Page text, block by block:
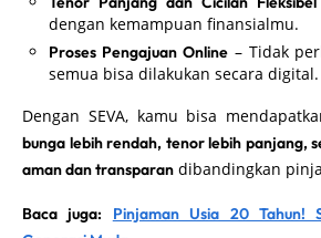
dengan kemampuan finansialmu.
Proses Pengajuan Online– Tidak
semua bisa dilakukan secara digital.
Dengan SEVA, kamu bisa
bunga lebih rendah, tenor lebih panjang,
aman dan transparan dibandingkan
Baca juga: Pinjaman Usia 20 Tahun!